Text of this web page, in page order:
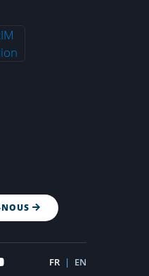
NOUS
FR | EN